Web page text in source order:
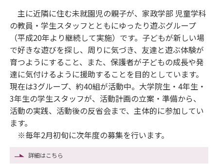
主に近隣に住む未就園児の親子が、家政学部 児童学科
の教員・学生スタッフとともにゆったり遊ぶグループ
（平成20年より継続して実施）です。子どもが新しい場
で好きな遊びを探し、周りに気づき、友達と遊ぶ体験が
育つようにすること、また、保護者が子どもの成長や発
達に気付けるように援助することを目的としています。
現在は3グループ、約40組が活動中。大学院生・4年生・
3年生の学生スタッフが、活動計画の立案・準備から、
活動の実践、活動後の反省会まで、主体的に参加してい
ます。
※毎年2月初旬に次年度の募集を行います。
詳細はこちら